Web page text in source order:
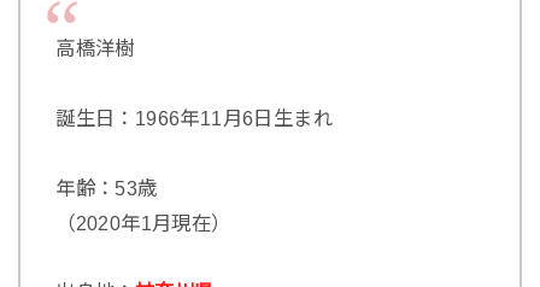
高橋洋樹
誕生日：1966年11月6日生まれ
年齢：53歳
（2020年1月現在）